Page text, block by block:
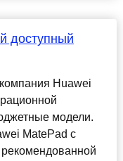
доступный
Huawei
модели.
MatePad с